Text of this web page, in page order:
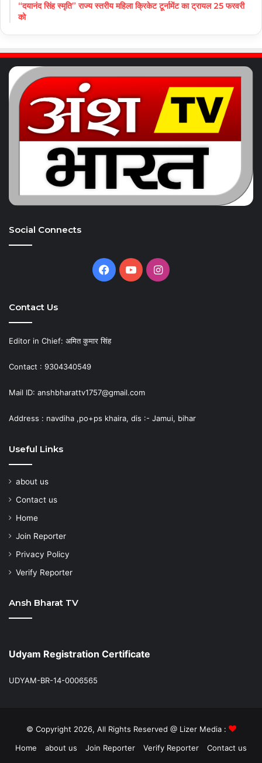
“दयानंद सिंह स्मृति” राज्य स्तरीय महिला क्रिकेट टूर्नामेंट का ट्रायल 25 फरवरी
को
Social Connects
Facebook
YouTubeInstagram
Contact Us
Editor in Chief: अमित कुमार सिंह
Contact : 9304340549
Mail ID: anshbharattv1757@gmail.com
Address : navdiha ,po+ps khaira, dis :- Jamui, bihar
Useful Links
about us
Contact us
Home
Join Reporter
Privacy Policy
Verify Reporter
Ansh Bharat TV
Udyam Registration Certificate
UDYAM-BR-14-0006565
© Copyright 2026, All Rights Reserved @ Lizer Media :
Home
about us Join Reporter Verify Reporter Contact us